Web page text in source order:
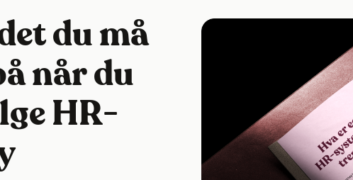
du må
når du
HR-